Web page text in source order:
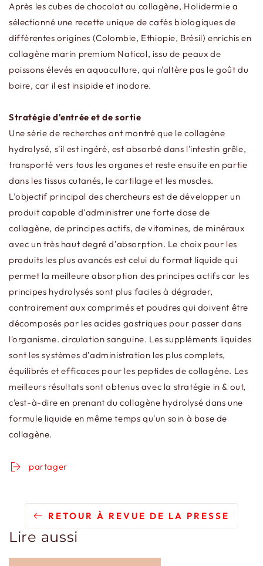
Après les cubes de chocolat au collagène, Holidermie a
sélectionné une recette unique de cafés biologiques de
différentes origines (Colombie, Ethiopie, Brésil) enrichis en
collagène marin premium Naticol, issu de peaux de
poissons élevés en aquaculture, qui n'altère pas le goût du
boire, car il est insipide et inodore.
Stratégie d'entrée et de sortie
Une série de recherches ont montré que le collagène
hydrolysé, s'il est ingéré, est absorbé dans l'intestin grêle,
transporté vers tous les organes et reste ensuite en partie
dans les tissus cutanés, le cartilage et les muscles.
L’objectif principal des chercheurs est de développer un
produit capable d’administrer une forte dose de
collagène, de principes actifs, de vitamines, de minéraux
avec un très haut degré d’absorption. Le choix pour les
produits les plus avancés est celui du format liquide qui
permet la meilleure absorption des principes actifs car les
principes hydrolysés sont plus faciles à dégrader,
contrairement aux comprimés et poudres qui doivent être
décomposés par les acides gastriques pour passer dans
l'organisme. circulation sanguine. Les suppléments liquides
sont les systèmes d’administration les plus complets,
équilibrés et efficaces pour les peptides de collagène. Les
meilleurs résultats sont obtenus avec la stratégie in & out,
c'est-à-dire en prenant du collagène hydrolysé dans une
formule liquide en même temps qu'un soin à base de
collagène.
partager
RETOUR À REVUE DE LA PRESSE
Lire aussi